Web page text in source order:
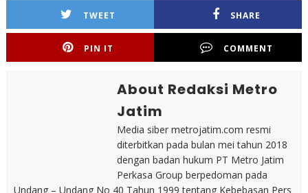
TWEET SHARE
PIN IT COMMENT
About Redaksi Metro
Jatim
Media siber metrojatim.com resmi
diterbitkan pada bulan mei tahun 2018
dengan badan hukum PT Metro Jatim
Perkasa Group berpedoman pada
Undang – Undang No 40 Tahun 1999 tentang Kebebasan Pers